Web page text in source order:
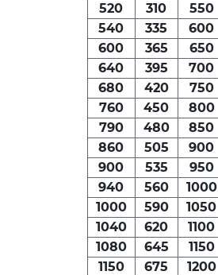
520
310 550
540
335 600
600
365 650
640
395 700
680
420 750
760
450 800
790
480 850
860
505 900
900
535 950
940
560 1000
1000
590 1050
1040
620 1100
1080
645 1150
1150
675 1200